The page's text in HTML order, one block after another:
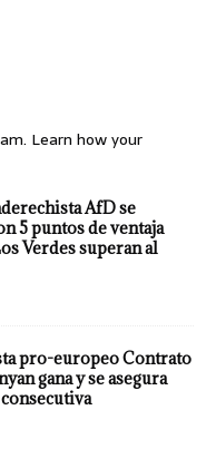
Learn how your
AfD se
5 puntos de ventaja
Verdes superan al
pro-europeo Contrato
gana y se asegura